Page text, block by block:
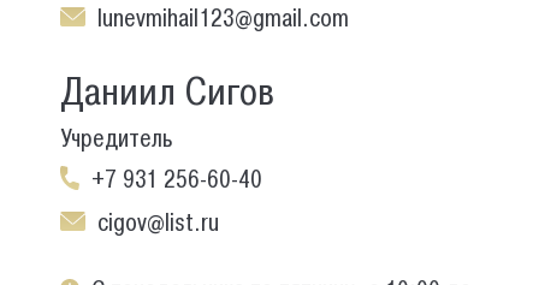
lunevmihail123@gmail.com
Даниил Сигов
Учредитель
+7 931 256-60-40
cigov@list.ru